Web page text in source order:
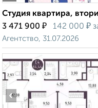
Студия квартира,
3 471 900 ₽ 142 000 ₽
Агентство, 31.07.2026
‹